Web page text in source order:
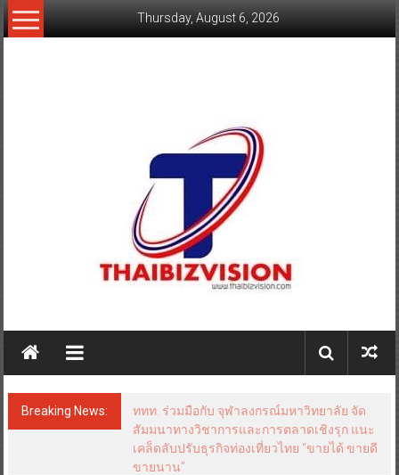
Skip
to
Thursday, August 6, 2026
Breaking News:
ททท. ร่วมมือกับ จุฬาลงกรณ์มหาวิทยาลัย จัด
สัมมนาทางวิชาการและการตลาดเชิงรุก แนะ
เคล็ดลับปรับธุรกิจท่องเที่ยวไทย “ขายได้ ขายดี
ขายนาน”